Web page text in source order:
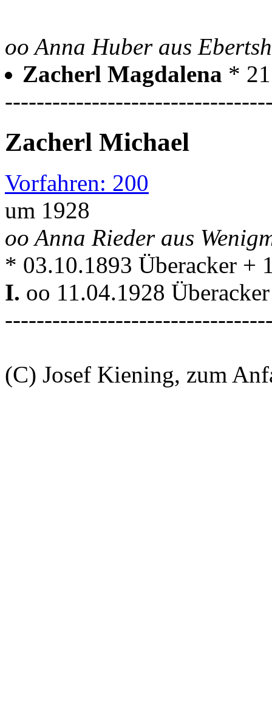
oo Anna Huber aus
Zacherl Magdalena *
Zacherl Michael
Vorfahren: 200
um 1928
oo Anna Rieder aus
* 03.10.1893 Überacker +
I. oo 11.04.1928
(C) Josef Kiening, zum